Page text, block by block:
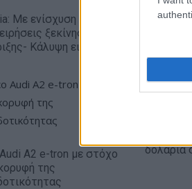
Με ενίσχυση 8 εκατ. ευρώ σε 451
ξεκίνησε το πρόγραμμα
Κάλυψη εισφορών ΕΔΟΕΑΠ
A2 e-tron με στόχο
της
δολάρια